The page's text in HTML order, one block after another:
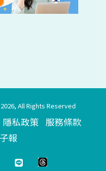
All Rights Reserved
隱私政策 服務條款
報